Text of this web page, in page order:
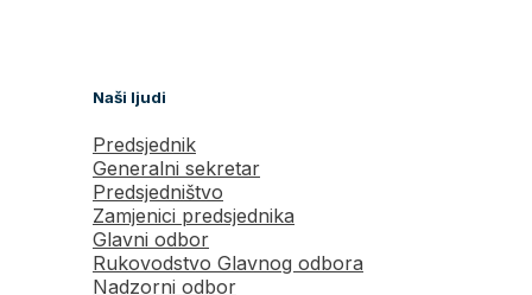
Naši ljudi
Predsjednik
Generalni sekretar
Predsjedništvo
Zamjenici predsjednika
Glavni odbor
Rukovodstvo Glavnog odbora
Nadzorni odbor